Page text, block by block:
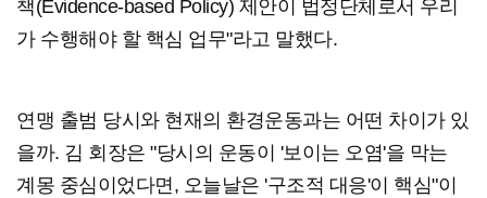
책(Evidence-based Policy) 제안이 법정단체로서 우리
가 수행해야 할 핵심 업무"라고 말했다.
연맹 출범 당시와 현재의 환경운동과는 어떤 차이가 있
을까. 김 회장은 "당시의 운동이 '보이는 오염'을 막는
계몽 중심이었다면, 오늘날은 '구조적 대응'이 핵심"이